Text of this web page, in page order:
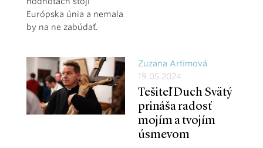
Európska únia a nemala
by na ne zabúdať.
Zuzana Artimová
19.05.2024
Tešiteľ Duch Svätý
prináša radosť
mojím a tvojím
úsmevom